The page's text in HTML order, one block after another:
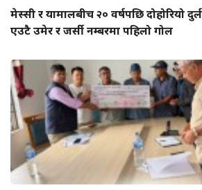
मेस्सी र यामालबीच २० वर्षपछि दोहोरियो
एउटै उमेर र जर्सी नम्बरमा पहिलो गोल